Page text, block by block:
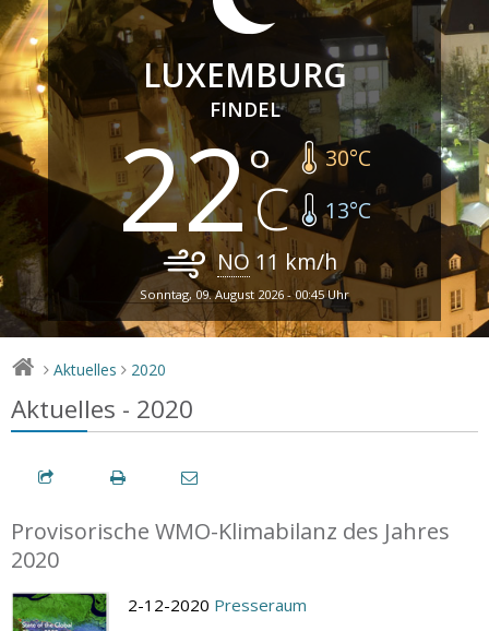
LUXEMBURG
FINDEL
22 30°C
13°C
NO 11 km/h
Sonntag, 09. August 2026 - 00:45 Uhr
> Aktuelles > 2020
Aktuelles - 2020
Provisorische WMO-Klimabilanz des Jahres
2020
2-12-2020 Presseraum